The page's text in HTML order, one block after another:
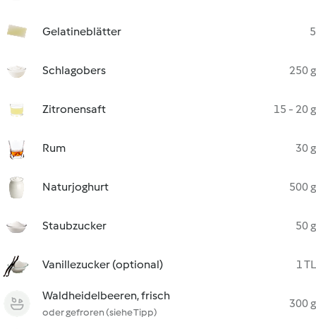
Gelatineblätter 5
Schlagobers 250 g
Zitronensaft 15 - 20 g
Rum 30 g
Naturjoghurt 500 g
Staubzucker 50 g
Vanillezucker (optional) 1 TL
Waldheidelbeeren, frisch
oder gefroren (siehe Tipp)
300 g